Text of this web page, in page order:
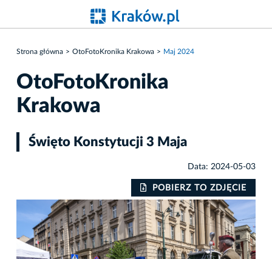
Strona główna OtoFotoKronika Krakowa Maj 2024
OtoFotoKronika
Krakowa
Święto Konstytucji 3 Maja
Data: 2024-05-03
POBIERZ TO ZDJĘCIE